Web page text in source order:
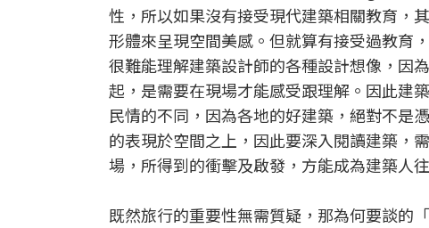
性，所以如果沒有接受現代建築相關教育，
形體來呈現空間美感。但就算有接受過教育
很難能理解建築設計師的各種設計想像，因
起，是需要在現場才能感受跟理解。因此建
民情的不同，因為各地的好建築，絕對不是
的表現於空間之上，因此要深入閱讀建築，
場，所得到的衝擊及啟發，方能成為建築人
既然旅行的重要性無需質疑，那為何要談的